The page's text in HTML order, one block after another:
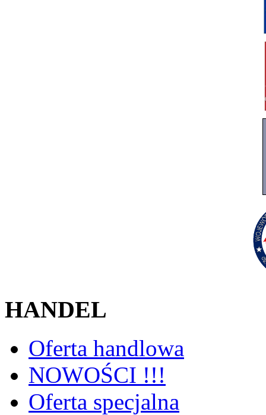
HANDEL
Oferta handlowa
NOWOŚCI !!!
Oferta specjalna